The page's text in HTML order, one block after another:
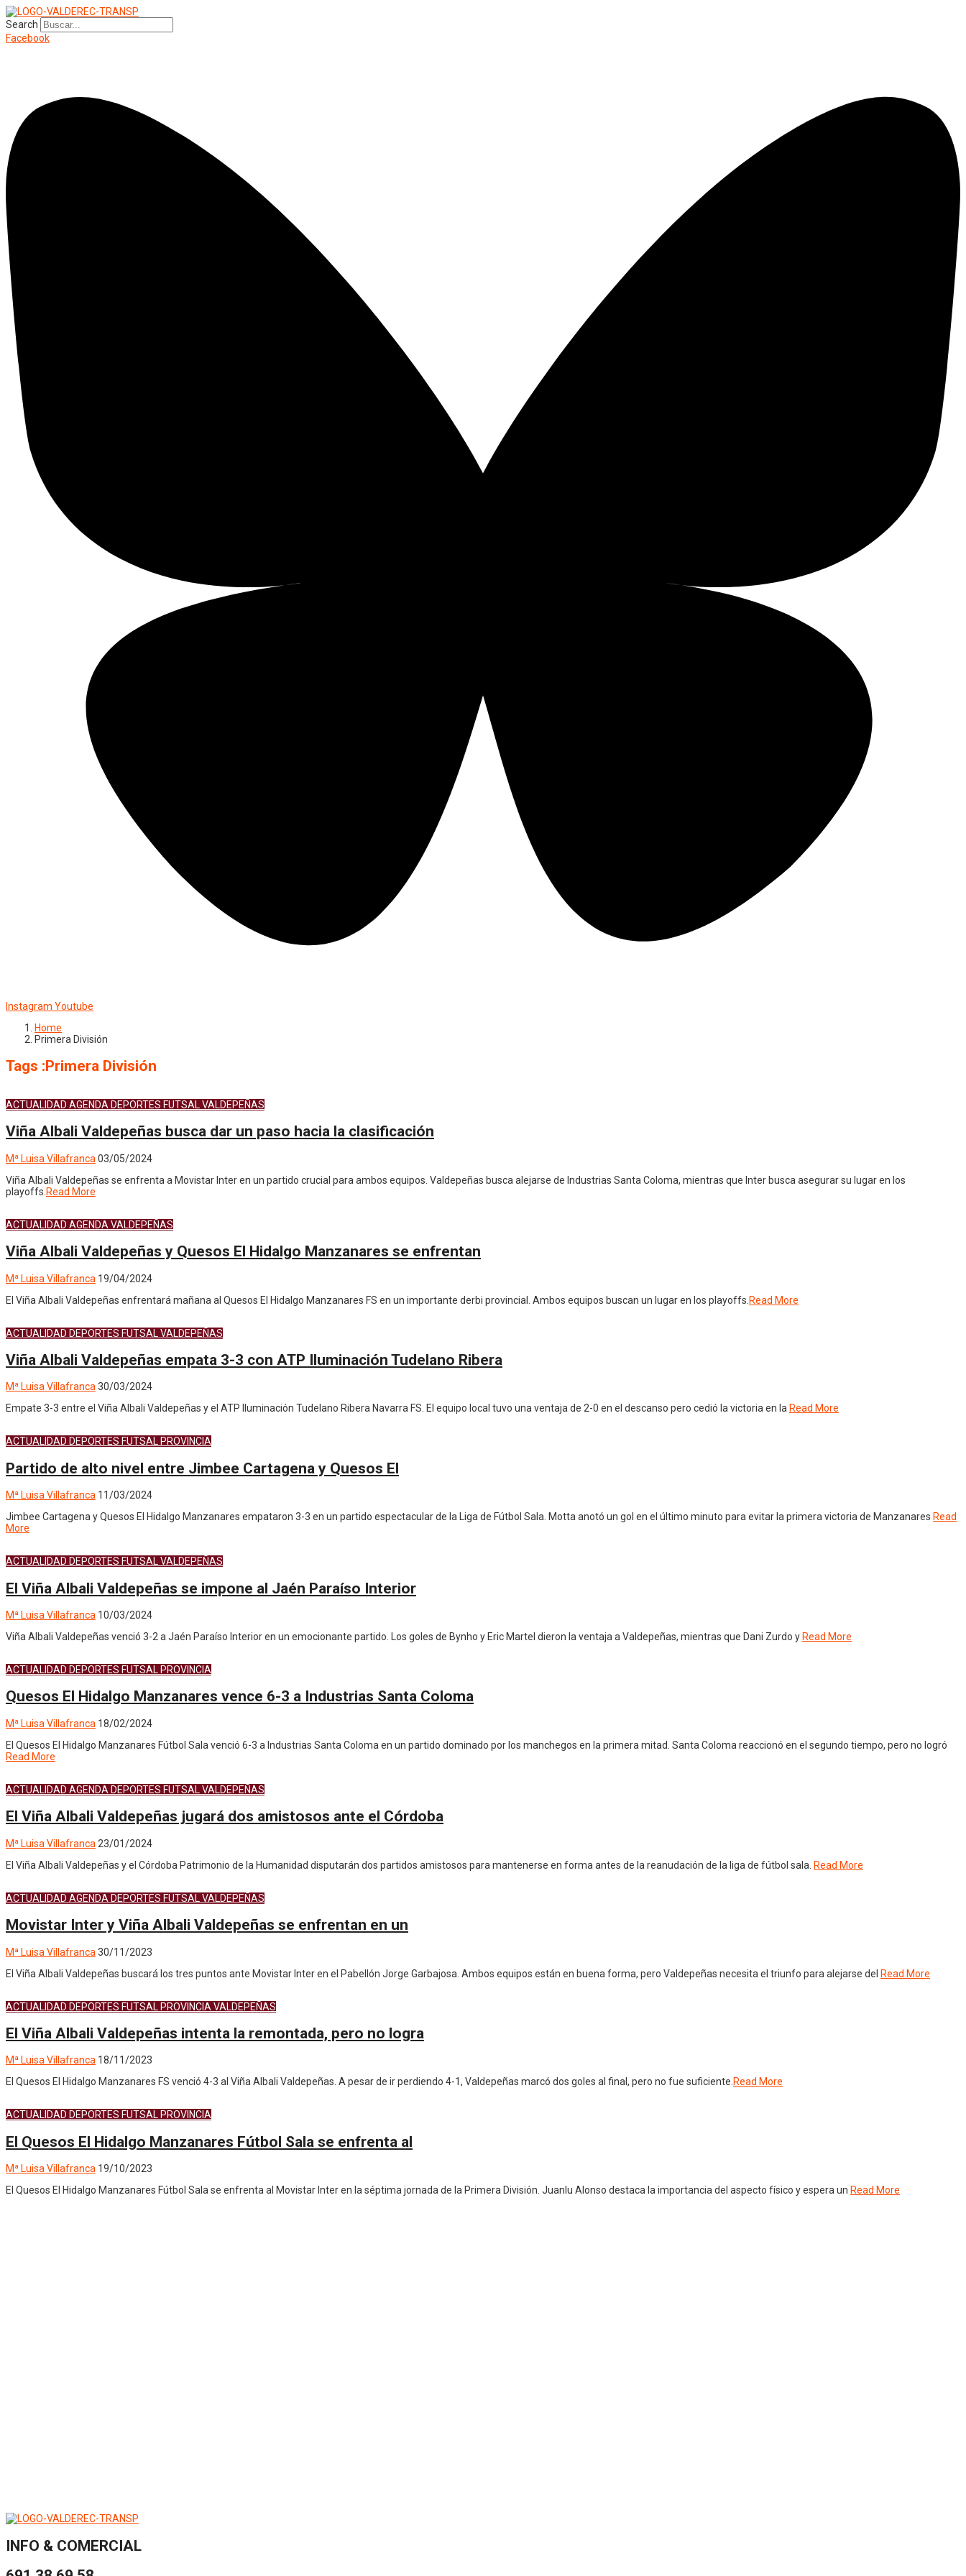
Search
Facebook
Instagram Youtube
Home
Primera División
Tags :Primera División
ACTUALIDAD AGENDA DEPORTES FUTSAL VALDEPEÑAS
Viña Albali Valdepeñas busca dar un paso hacia la clasificación
Mª Luisa Villafranca 03/05/2024
Viña Albali Valdepeñas se enfrenta a Movistar Inter en un partido crucial para ambos equipos. Valdepeñas busca alejarse de Industrias Santa Coloma, mientras que Inter busca asegurar su lugar en los
playoffs. Read More
ACTUALIDAD AGENDA VALDEPEÑAS
Viña Albali Valdepeñas y Quesos El Hidalgo Manzanares se enfrentan
Mª Luisa Villafranca 19/04/2024
El Viña Albali Valdepeñas enfrentará mañana al Quesos El Hidalgo Manzanares FS en un importante derbi provincial. Ambos equipos buscan un lugar en los playoffs. Read More
ACTUALIDAD DEPORTES FUTSAL VALDEPEÑAS
Viña Albali Valdepeñas empata 3-3 con ATP Iluminación Tudelano Ribera
Mª Luisa Villafranca30/03/2024
Empate 3-3 entre el Viña Albali Valdepeñas y el ATP Iluminación Tudelano Ribera Navarra FS. El equipo local tuvo una ventaja de 2-0 en el descanso pero cedió la victoria en la Read More
ACTUALIDAD DEPORTES FUTSAL PROVINCIA
Partido de alto nivel entre Jimbee Cartagena y Quesos El
Mª Luisa Villafranca 11/03/2024
Jimbee Cartagena y Quesos El Hidalgo Manzanares empataron 3-3 en un partido espectacular de la Liga de Fútbol Sala. Motta anotó un gol en el último minuto para evitar la primera victoria de Manzanares Read
More
ACTUALIDAD DEPORTES FUTSALVALDEPEÑAS
El Viña Albali Valdepeñas se impone al Jaén Paraíso Interior
Mª Luisa Villafranca 10/03/2024
Viña Albali Valdepeñas venció 3-2 a Jaén Paraíso Interior en un emocionante partido. Los goles de Bynho y Eric Martel dieron la ventaja a Valdepeñas, mientras que Dani Zurdo y Read More
ACTUALIDAD DEPORTES FUTSAL PROVINCIA
Quesos El Hidalgo Manzanares vence 6-3 a Industrias Santa Coloma
Mª Luisa Villafranca 18/02/2024
El Quesos El Hidalgo Manzanares Fútbol Sala venció 6-3 a Industrias Santa Coloma en un partido dominado por los manchegos en la primera mitad. Santa Coloma reaccionó en el segundo tiempo, pero no logró
Read More
ACTUALIDAD AGENDA DEPORTES FUTSAL VALDEPEÑAS
El Viña Albali Valdepeñas jugará dos amistosos ante el Córdoba
Mª Luisa Villafranca 23/01/2024
El Viña Albali Valdepeñas y el Córdoba Patrimonio de la Humanidad disputarán dos partidos amistosos para mantenerse en forma antes de la reanudación de la liga de fútbol sala. Read More
ACTUALIDAD AGENDA DEPORTES FUTSAL VALDEPEÑAS
Movistar Inter y Viña Albali Valdepeñas se enfrentan en un
Mª Luisa Villafranca 30/11/2023
El Viña Albali Valdepeñas buscará los tres puntos ante Movistar Inter en el Pabellón Jorge Garbajosa. Ambos equipos están en buena forma, pero Valdepeñas necesita el triunfo para alejarse del Read More
ACTUALIDAD DEPORTES FUTSAL PROVINCIA VALDEPEÑAS
El Viña Albali Valdepeñas intenta la remontada, pero no logra
Mª Luisa Villafranca 18/11/2023
El Quesos El Hidalgo Manzanares FS venció 4-3 al Viña Albali Valdepeñas. A pesar de ir perdiendo 4-1, Valdepeñas marcó dos goles al final, pero no fue suficiente.Read More
ACTUALIDAD DEPORTES FUTSAL PROVINCIA
El Quesos El Hidalgo Manzanares Fútbol Sala se enfrenta al
Mª Luisa Villafranca 19/10/2023
El Quesos El Hidalgo Manzanares Fútbol Sala se enfrenta al Movistar Inter en la séptima jornada de la Primera División. Juanlu Alonso destaca la importancia del aspecto físico y espera un Read More
INFO & COMERCIAL